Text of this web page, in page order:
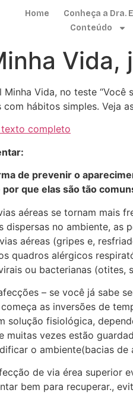
Home Conheça a Dra.
Conteúdo
Vida,
Vida, no teste
hábitos simples. Veja
texto completo
de prevenir o
que elas são tão
aéreas se tornam mais
dispersas no ambiente, as
aéreas (gripes e,
quadros alérgicos
ou bacterianas (otites,
– se você já sabe
as inversões de
solução fisiológica,
muitas vezes estão
o ambiente(bacias
de via érea superior
bem para recuperar.,